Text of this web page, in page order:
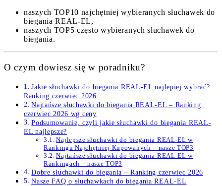
naszych TOP10 najchętniej wybieranych słuchawek do
biegania REAL-EL,
naszych TOP5 często wybieranych słuchawek do
biegania.
O czym dowiesz się w poradniku?
Jakie słuchawki do biegania REAL-EL najlepiej wybrać?
Ranking czerwiec 2026
Najtańsze słuchawki do biegania REAL-EL – Ranking
czerwiec 2026 wg ceny
Podsumowanie, czyli jakie słuchawki do biegania REAL-
EL najlepsze?
Najlepsze słuchawki do biegania REAL-EL w
Rankingu Najchętniej Kupowanych – nasze TOP3
Najtańsze słuchawki do biegania REAL-EL w
Rankingach – nasze TOP3
Dobre słuchawki do biegania – Ranking czerwiec 2026
Nasze FAQ o słuchawkach do biegania REAL-EL